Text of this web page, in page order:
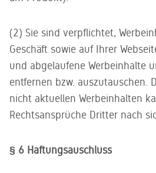
(2) Sie sind verpflichtet,
Geschäft sowie auf Ihrer
und abgelaufene Werbeinhalte
entfernen bzw. auszutauschen.
nicht aktuellen Werbeinhalten
Rechtsansprüche Dritter nach
§ 6 Haftungsauschluss